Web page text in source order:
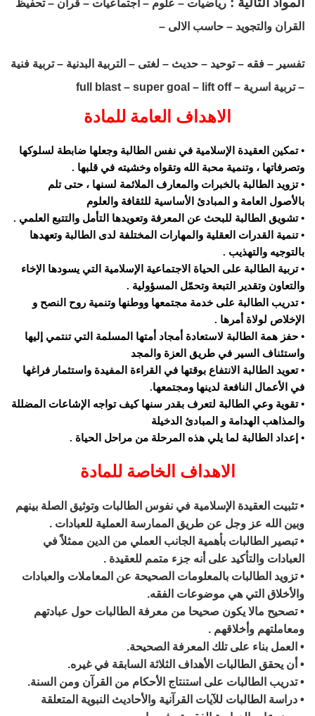
رياضيات – علوم – اجتماعيات – قران – تحفيظ
القران والتجويد – حاسب الالى –
تفسير – فقه – توحيد – حديث – لغتى – التربية البدنية – تربية فنية
– تربية اسرية – full blast – super goal – lift off
الاهداف العامة للمادة
• تمكين العقيدة الإسلامية في نفس الطالبة وجعلها ضابطة لسلوكها
وتصرفاتها ، وتنمية محبة الله وتقواه وخشيته في قلبها .
• تزويد الطالبة بالخبرات والمعارف الملائمة لسنها ، حتى تلم
بالأصول العامة و المبادئ الأساسية للثقافة والعلوم
• تشويق الطالبة للبحث عن المعرفة وتعويدها التأمل والتتبع العلمي .
• تنمية القدرات العقلية والمهارات المختلفة لدى الطالبة وتعهدها
بالتوجيه والتهذيب .
• تربية الطالبة على الحياة الاجتماعية الإسلامية التي يسودها الإخاء
والتعاون وتقدير التبعة وتحمّل المسؤولية .
• تدريب الطالبة على خدمة مجتمعها ووطنها وتنمية روح النصح و
الإخلاص لولاة أمرها .
• حفز همة الطالبة لاستعادة أمجاد أمتها المسلمة التي تنتمي إليها
واستئناف السير في طريق العزة والمجد
• تعويد الطالبة الانتفاع بوقتها في القراءة المفيدة واستثمار فراغها
في الأعمال النافعة لدينها ومجتمعها.
• تقوية وعي الطالبة لتعرف بقدر سنها كيف تواجه الإشاعات المضللة
والمذاهب الهدامة و المبادئ الدخيلة
• إعداد الطالبة لما يلي هذه المرحلة من مراحل الحياة .
الاهداف الخاصة للمادة
• تثبيت العقيدة الإسلامية في نفوس الطالبات وتوثيق الصلة بينهم
وبين الله عز وجل عن طريق الممارسة العملية للعبادات .
• تبصير الطالبات بأهمية الجانب العملي من الدين ممثلاً في
العبادات والتأكيد على أنه جزء متمم للعقيدة .
• تزويد الطالبات بالمعلومات الصحيحة عن المعاملات والعبادات
والأخلاق التي هي موضوعات الفقه.
• تصحيح مالا يكون صحيحا من معرفة الطالبات حول عبادتهم
ومعاملتهم وأخلاقهم .
• العمل بناء على تلك المعرفة الصحيحة.
• أن يحقق الطالبات الأهداف الثلاثة السابقة في غيره.
• تدريب الطالبات على استنتاج الأحكام من القرآن ومن السنة.
• دراسة الطالبات للآيات القرآنية والأحاديث النبوية المتعلقة